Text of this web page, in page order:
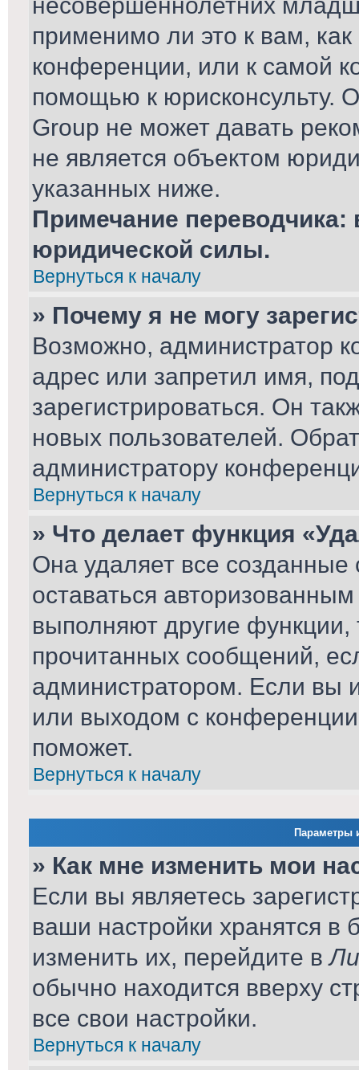
применимо ли это к вам,
конференции, или к самой
помощью к юрисконсульту.
Group не может давать
не является объектом
указанных ниже.
Примечание переводчика:
юридической силы.
Вернуться к началу
» Почему я не могу
Возможно, администратор
адрес или запретил имя,
зарегистрироваться. Он
новых пользователей.
администратору
Вернуться к началу
» Что делает функция
Она удаляет все
оставаться
выполняют другие функции,
прочитанных сообщений,
администратором. Если вы
или выходом с
поможет.
Вернуться к началу
Параметры
» Как мне изменить мои
Если вы являетесь
ваши настройки хранятся
изменить их, перейдите в
обычно находится вверху
все свои настройки.
Вернуться к началу